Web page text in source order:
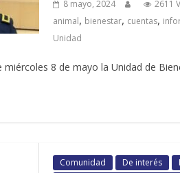
8 mayo, 2024 2611
animal, bienestar, cuentas,
Unidad
8 de mayo la Unidad de
Comunidad De interés